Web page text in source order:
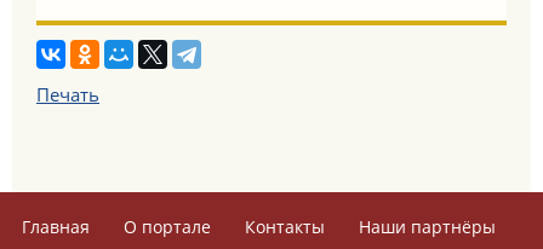
Печать
Главная О портале Контакты
Наши партнёры